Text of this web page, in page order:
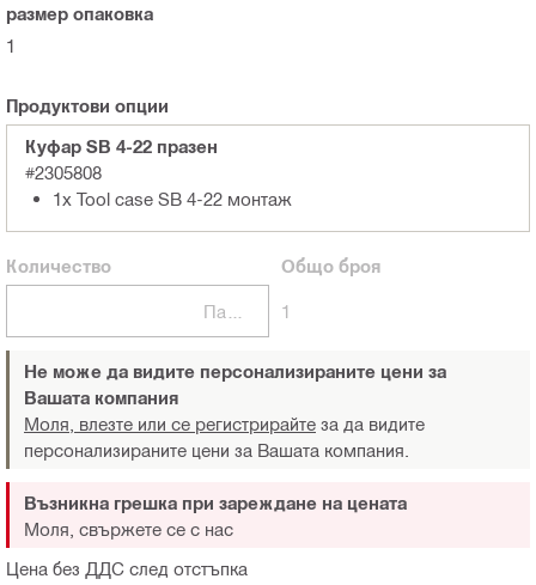
размер опаковка
1
Продуктови опции
Куфар SB 4-22 празен
#2305808
1x Tool case SB 4-22 монтаж
Количество Общо броя
1
Не може да видите персонализираните цени за
Вашата компания
Моля, влезте или се регистрирайте за да видите
персонализираните цени за Вашата компания.
Цена без ДДС след отстъпка
Възникна грешка при зареждане на цената
Моля, свържете се с нас